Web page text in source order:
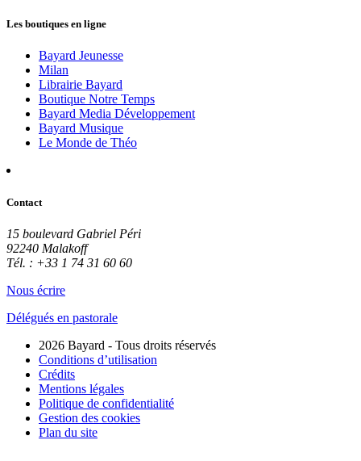
Les boutiques en ligne
Bayard Jeunesse
Milan
Librairie Bayard
Boutique Notre Temps
Bayard Media Développement
Bayard Musique
Le Monde de Théo
Contact
15 boulevard Gabriel Péri
92240 Malakoff
Tél. : +33 1 74 31 60 60
Nous écrire
Délégués en pastorale
2026 Bayard - Tous droits réservés
Conditions d’utilisation
Crédits
Mentions légales
Politique de confidentialité
Gestion des cookies
Plan du site